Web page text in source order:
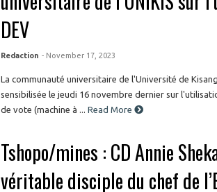
DEV
Redaction - November 17, 2023
La communauté universitaire de l'Université de
sensibilisée le jeudi 16 novembre dernier sur
de vote (machine à ... Read More
Tshopo/mines : CD Annie
véritable disciple du chef de